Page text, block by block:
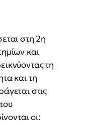
στη 2η
και
τη
και τη
στις
οι: